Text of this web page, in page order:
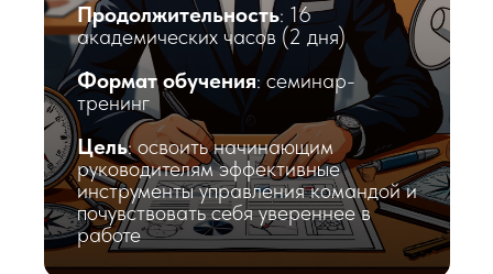
Продолжительность: 16
академических часов (2 дня)
Формат обучения: семинар-
тренинг
Цель: освоить начинающим
руководителям эффективные
инструменты управления командой и
почувствовать себя увереннее в
работе